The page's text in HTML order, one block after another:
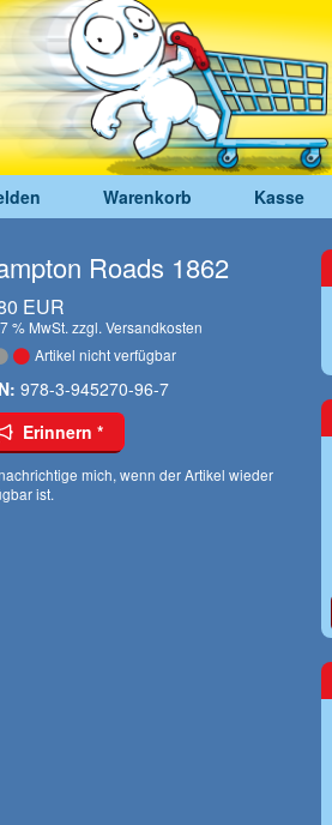
Warenkorb Kasse
Roads 1862
EUR
% MwSt. zzgl. Versandkosten
Artikel nicht verfügbar
978-3-945270-96-7
Erinnern *
mich, wenn der Artikel wieder
ist.